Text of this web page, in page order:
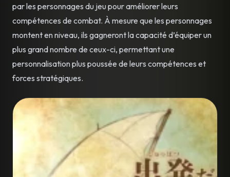
par les personnages du jeu pour améliorer leurs
compétences de combat. À mesure que les personnages
montent en niveau, ils gagneront la capacité d’équiper un
plus grand nombre de ceux-ci, permettant une
personnalisation plus poussée de leurs compétences et
forces stratégiques.